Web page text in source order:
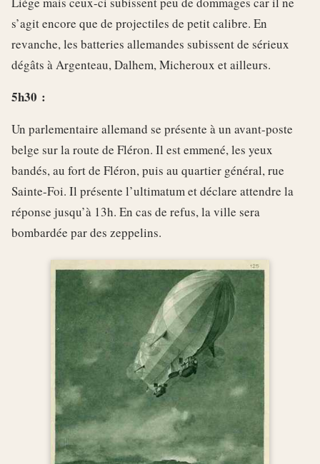
s’agit encore que de projectiles de petit calibre. En
revanche, les batteries allemandes subissent de sérieux
dégâts à Argenteau, Dalhem, Micheroux et ailleurs.
5h30 :
Un parlementaire allemand se présente à un avant-poste
belge sur la route de Fléron. Il est emmené, les yeux
bandés, au fort de Fléron, puis au quartier général, rue
Sainte-Foi. Il présente l’ultimatum et déclare attendre la
réponse jusqu’à 13h. En cas de refus, la ville sera
bombardée par des zeppelins.